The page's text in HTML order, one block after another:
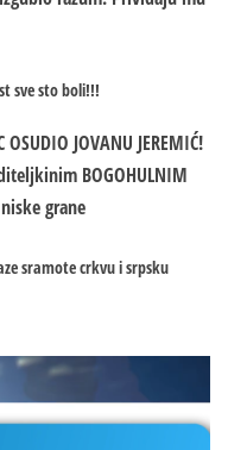
sve sto boli!!!
OSUDIO JOVANU JEREMIĆ!
BOGOHULNIM
grane
sramote crkvu i srpsku